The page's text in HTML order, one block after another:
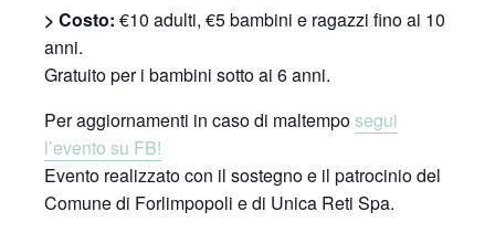
> Costo: €10 adulti, €5 bambini e ragazzi fino ai 10
anni.
Gratuito per i bambini sotto ai 6 anni.
Per aggiornamenti in caso di maltemposegui
l’evento su FB!
Evento realizzato con il sostegno e il patrocinio del
Comune di Forlimpopoli e di Unica Reti Spa.